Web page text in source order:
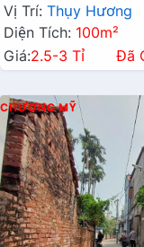
Vị Trí: Thụy Hương
Diện Tích: 100m²
Giá:2.5-3 Tỉ Đã
CHƯƠNG MỸ